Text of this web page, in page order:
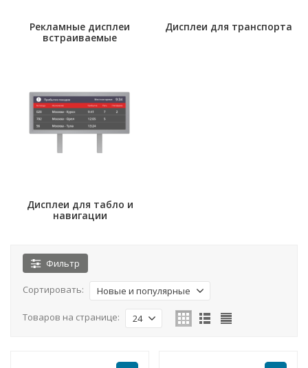
Рекламные дисплеи
встраиваемые
Дисплеи для транспорта
Дисплеи для табло и
навигации
Фильтр
Сортировать: Новые и популярные
Товаров на странице: 24